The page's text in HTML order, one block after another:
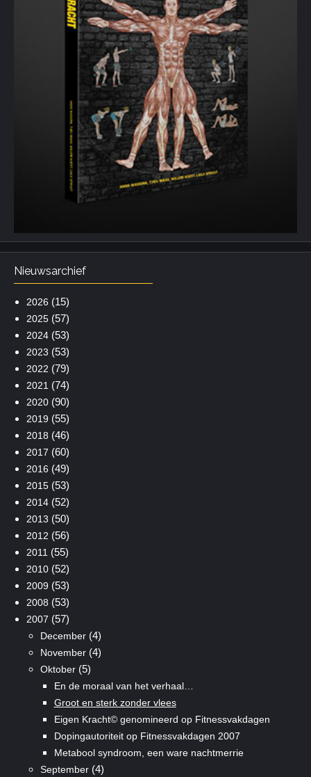
Nieuwsarchief
2026 (15)
2025(57)
2024(53)
2023 (53)
2022 (79)
2021 (74)
2020(90)
2019 (55)
2018 (46)
2017 (60)
2016 (49)
2015(53)
2014(52)
2013 (50)
2012 (56)
2011 (55)
2010(52)
2009 (53)
2008 (53)
2007 (57)
December(4)
November(4)
Oktober(5)
En de moraal van het verhaal…
Groot en sterk zonder vlees
Eigen Kracht© genomineerd op Fitnessvakdagen
Dopingautoriteit op Fitnessvakdagen 2007
Metabool syndroom, een ware nachtmerrie
September(4)